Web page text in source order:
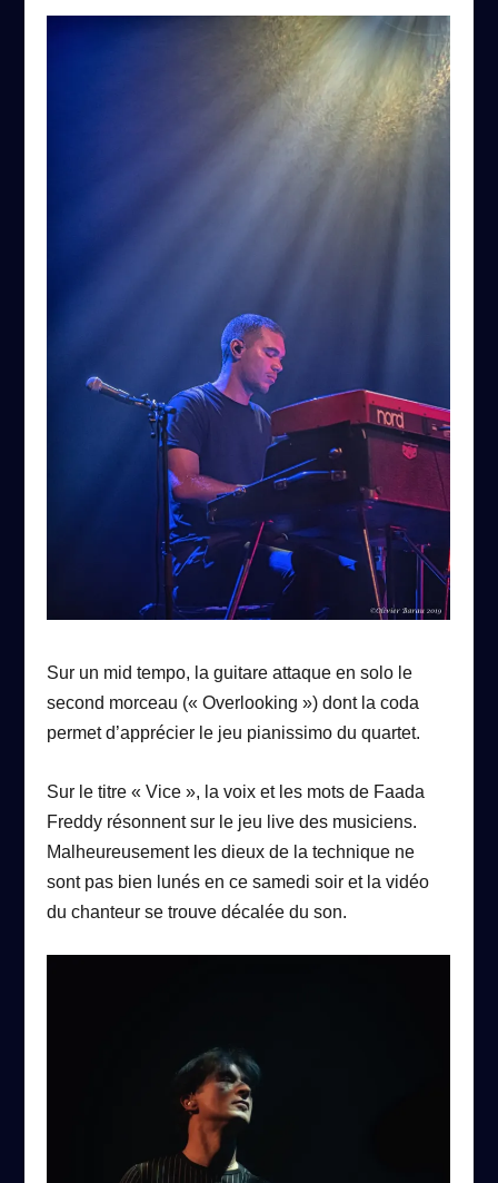
Sur un mid tempo, la guitare attaque en solo le
second morceau (« Overlooking ») dont la coda
permet d’apprécier le jeu pianissimo du quartet.
Sur le titre « Vice », la voix et les mots de Faada
Freddy résonnent sur le jeu live des musiciens.
Malheureusement les dieux de la technique ne
sont pas bien lunés en ce samedi soir et la vidéo
du chanteur se trouve décalée du son.